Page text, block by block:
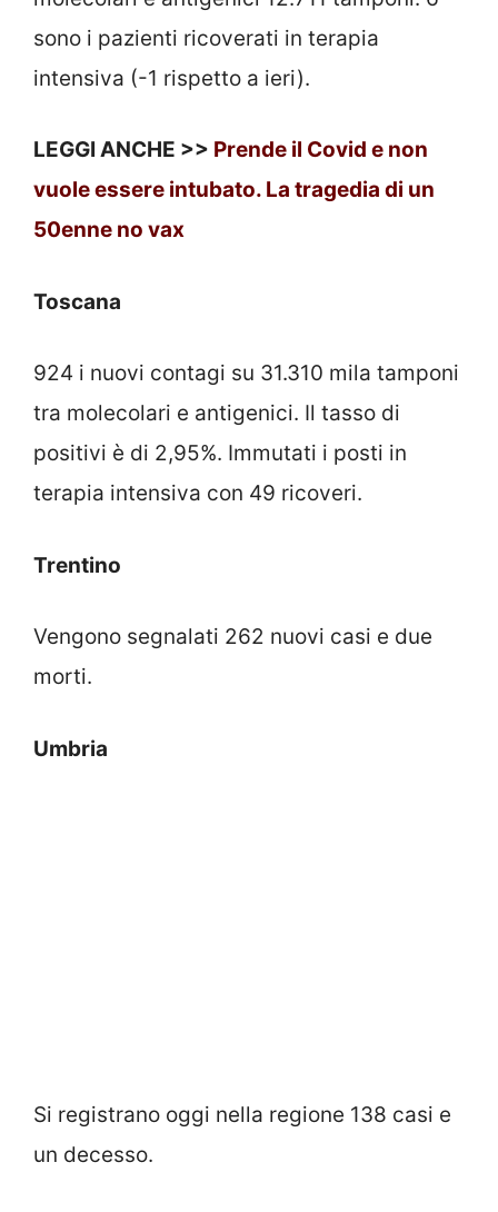
sono i pazienti ricoverati in terapia
intensiva (-1 rispetto a ieri).
LEGGI ANCHE >> Prende il Covid e non
vuole essere intubato. La tragedia di un
50enne no vax
Toscana
924 i nuovi contagi su 31.310 mila tamponi
tra molecolari e antigenici. Il tasso di
positivi è di 2,95%. Immutati i posti in
terapia intensiva con 49 ricoveri.
Trentino
Vengono segnalati 262 nuovi casi e due
morti.
Umbria
Si registrano oggi nella regione 138 casi e
un decesso.